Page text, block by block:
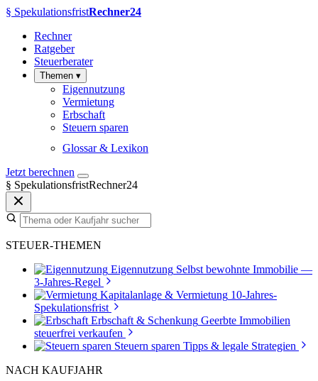
§ SpekulationsfristRechner24
Rechner
Ratgeber
Steuerberater
Themen ▾
Eigennutzung
Vermietung
Erbschaft
Steuern sparen
Glossar & Lexikon
Jetzt berechnen
§ SpekulationsfristRechner24
STEUER-THEMEN
Eigennutzung Selbst bewohnte Immobilie —
3-Jahres-Regel
Kapitalanlage & Vermietung 10-Jahres-
Spekulationsfrist
Erbschaft & Schenkung Geerbte Immobilien
steuerfrei verkaufen
Steuern sparen Tipps & legale Strategien
NACH KAUFJAHR